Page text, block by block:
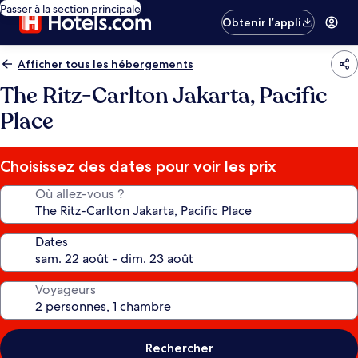
Passer à la section principale
Obtenir l’appli
Afficher tous les hébergements
The Ritz-Carlton Jakarta, Pacific
Place
Choisissez des dates pour voir les prix
Où allez-vous ?
Dates
Voyageurs
Rechercher